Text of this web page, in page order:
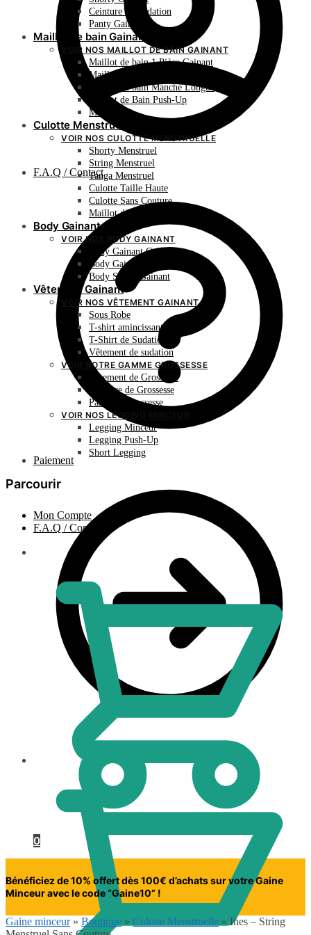
F.A.Q / Contact
Paiement
Ceinture de Sudation
Panty Gainant
Maillot de bain Gainant
VOIR NOS MAILLOT DE BAIN GAINANT
Maillot de bain 1 Pièce Gainant
Maillot de bain 2 Pièces Gainant
Maillot de bain Manche Longue
Maillot de Bain Push-Up
Monokini
Culotte Menstruelle
VOIR NOS CULOTTE MENSTRUELLE
Shorty Menstruel
String Menstruel
Tanga Menstruel
Culotte Taille Haute
Culotte Sans Couture
Maillot de Bain Menstruel
Body Gainant
VOIR NOS BODY GAINANT
Body Gainant Culotte
Body Gainant Shorty
Body String Gainant
Vêtement Gainant
VOIR NOS VÊTEMENT GAINANT
Sous Robe
T-shirt amincissant
T-Shirt de Sudation
Vêtement de sudation
VOIR NOTRE GAMME GROSSESSE
Vêtement de Grossesse
Ceinture de Grossesse
Panty de Grossesse
VOIR NOS LEGGING MINCEUR
Legging Minceur
Legging Push-Up
Short Legging
Parcourir
Mon Compte
F.A.Q / Contact
0
Bénéficiez de 10% offert dès 100€ d’achats sur votre Gaine
Minceur avec le code “Gaine10” !
Gaine minceur » Boutique » Culotte Menstruelle » Ines – String